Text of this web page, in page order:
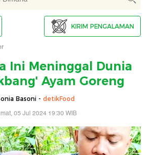
KIRIM PENGALAMAN
Ini Meninggal Dunia
Ayam Goreng
Basoni - detikFood
05 Jul 2024 19:30 WIB